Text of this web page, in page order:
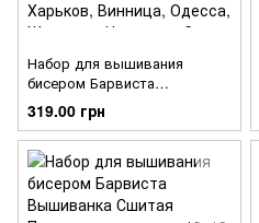
Набор для вышивания
бисером Барвиста
Вышиванка Сшитая
Пасхальная игрушка 10х13
ТР365аБ1013k
319.00 грн